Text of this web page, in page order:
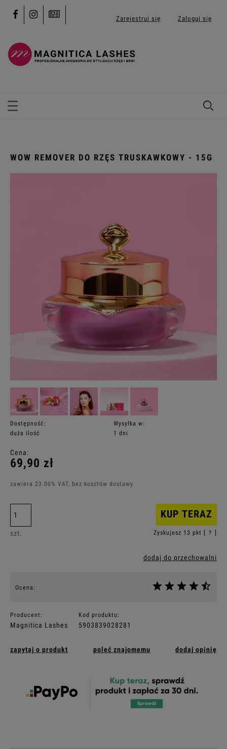
Zarejestruj się Zaloguj się
WOW REMOVER DO RZĘS TRUSKAWKOWY - 15G
Dostępność:
duża ilość
Wysyłka w:
1 dni
Cena:
69,90 zł
zawiera 23.00% VAT, bez kosztów dostawy
szt.
KUP TERAZ
Zyskujesz 13 pkt [ ?
dodaj do przechowalni
Ocena:
Producent:
Magnitica Lashes
Kod produktu:
5903839028281
zapytaj o produkt poleć znajomemu dodaj opinię